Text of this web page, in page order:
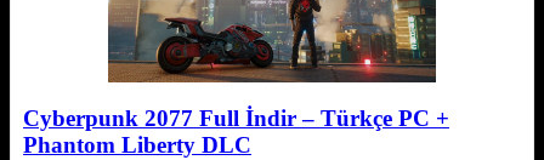
Cyberpunk 2077 Full İndir – Türkçe PC +
Phantom Liberty DLC